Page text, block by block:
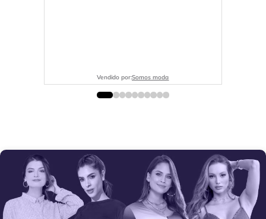
Vendido por:Somos moda